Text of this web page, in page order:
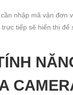
nhập mã vận đơn
tiếp sẽ hiển thị để